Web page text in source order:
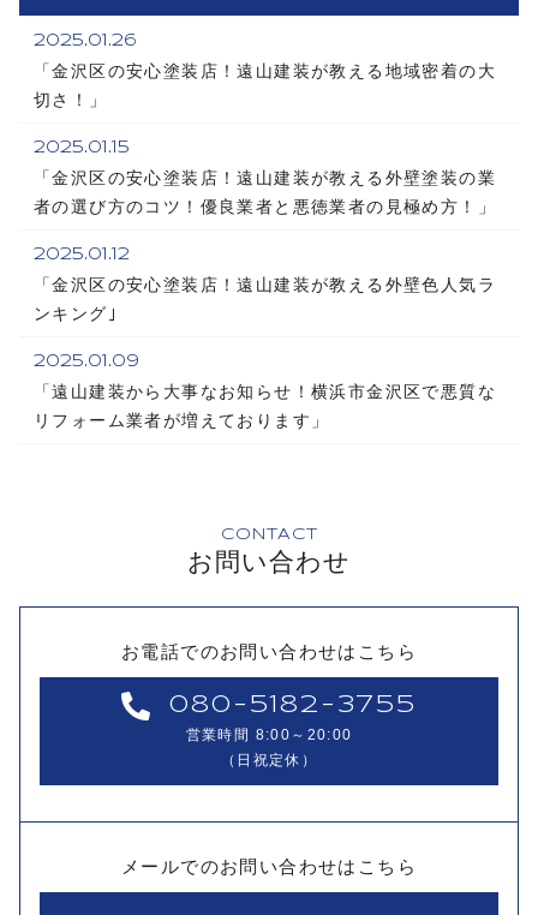
2025.01.26
「金沢区の安心塗装店！遠山建装が教える地域密着の大
切さ！」
2025.01.15
「金沢区の安心塗装店！遠山建装が教える外壁塗装の業
者の選び方のコツ！優良業者と悪徳業者の見極め方！」
2025.01.12
「金沢区の安心塗装店！遠山建装が教える外壁色人気ラ
ンキング｣
2025.01.09
「遠山建装から大事なお知らせ！横浜市金沢区で悪質な
リフォーム業者が増えております」
CONTACT
お問い合わせ
お電話でのお問い合わせはこちら
080-5182-3755
営業時間 8:00～20:00
（日祝定休）
メールでのお問い合わせはこちら